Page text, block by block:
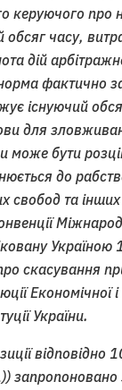
керуючого
обсяг часу,
дій
норма фактично
існуючий
для
може бути
до
свобод та
Україною
скасування
України.
відповідно